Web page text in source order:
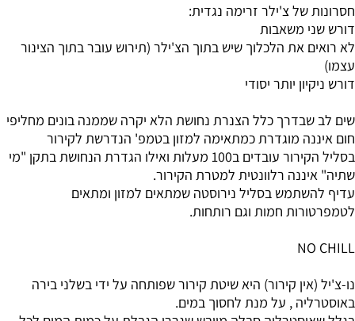
חסרונות של צ'ילר זרימה נגדית:
דורש שני משאבות
לא רואים את הלכלוך שיש בתוך הצ'ילר (תירוש עובר בתוך הצינור
עצמו)
דורש ניקיון יותר יסודי
שים לב שבדרך כלל הצנרת נחושת הלא יקרה שממנה בונים מחליפי
חום איננה מוגדרת כמתאימה למזון בטמפ' הנדרשת לקירור
בסליל הקירור עובדים ב100 מעלות ואילו הגדרת הנחושת בתקן "מי
שתיה" איננה רלוונטית למטרת הקירור.
עדיף להשתמש בסליל נירוסטה שמתאים למזון ומתאים
לטמפרטורות חמות וגם רותחות.
NO CHILL
נו-צ'יל (אין קירור) היא שיטת קירור שפותחה על ידי בשלני בירה
באוסטרליה , על מנת לחסוך במים.